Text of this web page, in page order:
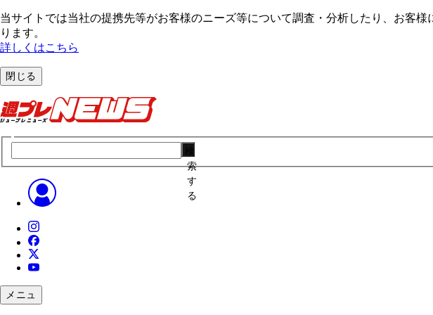
当サイトでは当社の提携先等がお客様のニーズ等について調査・分析したり、お客
ります。
詳しくはこちら
閉じる
索
す
る
メニュ